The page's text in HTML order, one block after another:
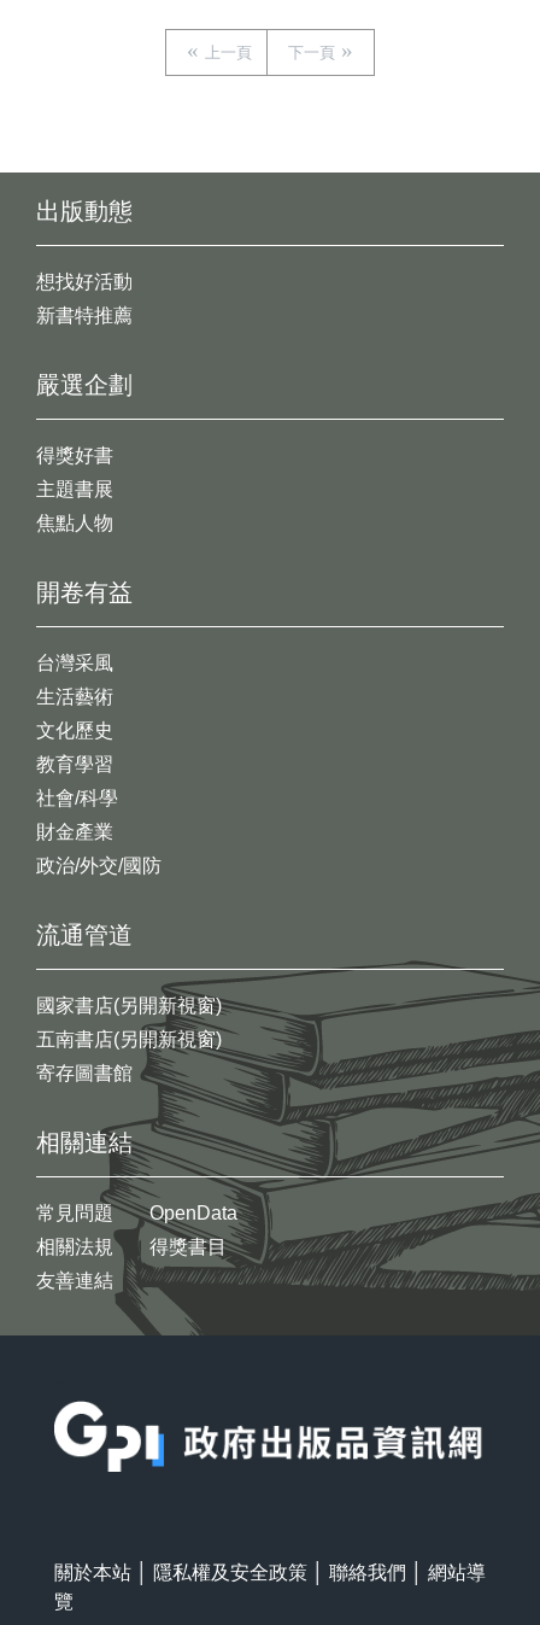
上一頁 下一頁
出版動態
想找好活動
新書特推薦
開卷有益
台灣采風
生活藝術
文化歷史
教育學習
社會/科學
財金產業
政治/外交/國防
嚴選企劃
得獎好書
主題書展
焦點人物
流通管道
國家書店(另開新視窗)
五南書店(另開新視窗)
寄存圖書館
相關連結
常見問題
相關法規
友善連結
OpenData
得獎書目
關於本站 隱私權及安全政策 聯絡我們
網站導
覽